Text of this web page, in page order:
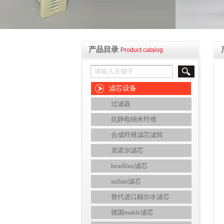
产品目录 Product catalog
滤芯设备
过滤器
抗静电纳米纤维
合成纤维滤芯滤筒
克诺尔滤芯
headline滤芯
sullair滤芯
替代进口颇尔水滤芯
德国mahle滤芯